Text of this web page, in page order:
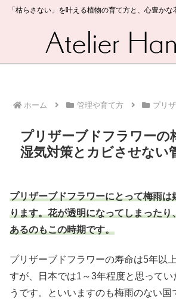
「枯らさない」を叶える植物の育て方と、心豊か
ホーム 管理や育て方 プリ
プリザーブドフラワーの
湿気対策とカビさせない
プリザーブドフラワーにとって梅雨は
ります。花が透明になってしまったり
あるのもこの時期です。
プリザーブドフラワーの寿命は5年以
すが、日本では1～3年程度と思ってい
うです。といいますのも梅雨のない国